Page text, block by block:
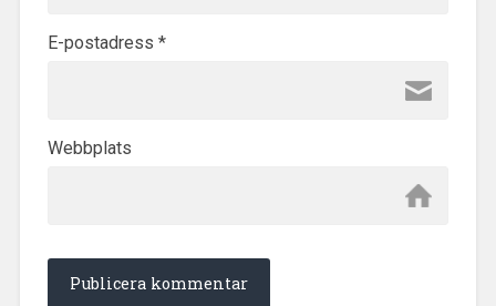
E-postadress *
Webbplats